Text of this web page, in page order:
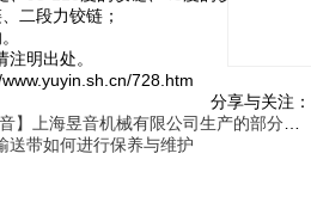
二段力铰链；
明出处。
www.yuyin.sh.cn/728.htm
分享与关注：
海昱音机械有限公司生产的部分输送配件产品
送带如何进行保养与维护